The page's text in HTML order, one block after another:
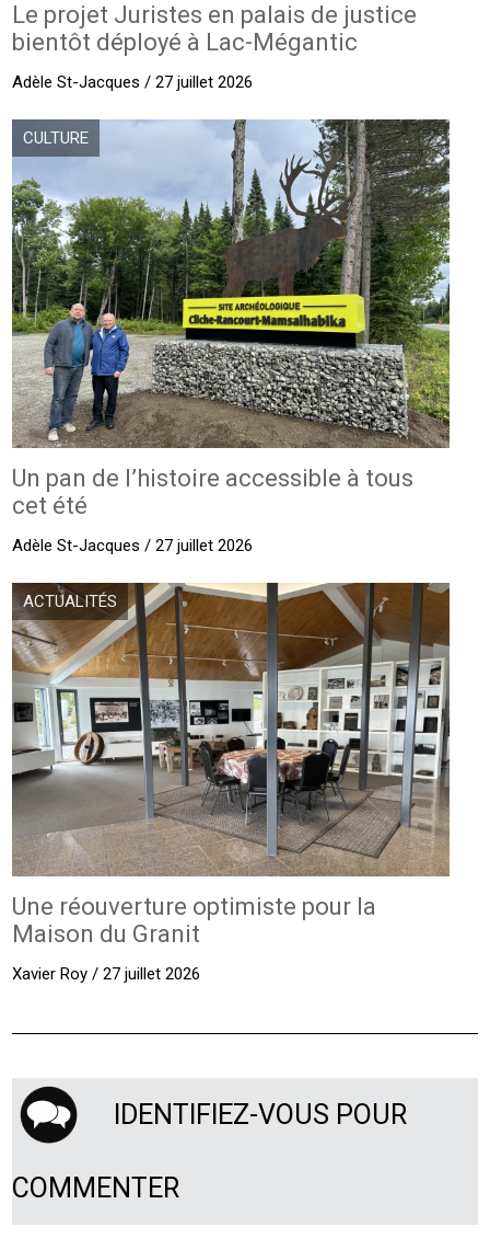
Le projet Juristes en palais de justice
bientôt déployé à Lac-Mégantic
Adèle St-Jacques / 27 juillet 2026
CULTURE
Un pan de l’histoire accessible à tous
cet été
Adèle St-Jacques / 27 juillet 2026
ACTUALITÉS
Une réouverture optimiste pour la
Maison du Granit
Xavier Roy / 27 juillet 2026
IDENTIFIEZ-VOUS POUR
COMMENTER